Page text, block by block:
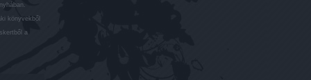
könyvekből
a